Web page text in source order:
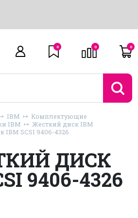
0 0 0
IBM
Комплектующие
IBM
Жесткий диск IBM
IBM SCSI 9406-4326
ДИСК
9406-4326